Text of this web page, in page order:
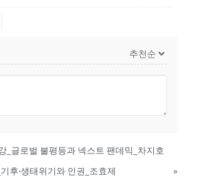
_글로벌 불평등과 넥스트 팬데믹_차지호
후‧생태위기와 인권_조효제
»